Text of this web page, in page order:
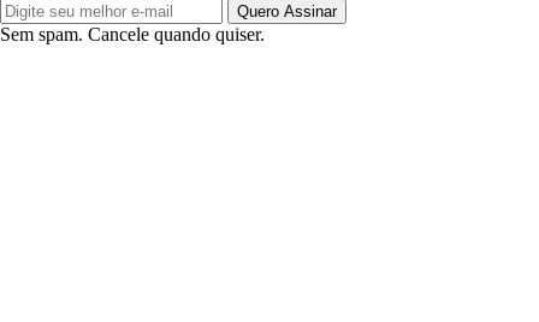
Quero Assinar
Sem spam. Cancele quando quiser.